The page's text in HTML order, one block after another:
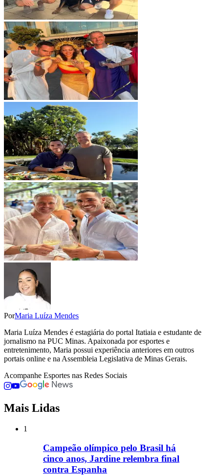
PorMaria Luíza Mendes
Maria Luíza Mendes é estagiária do portal Itatiaia e estudante de
jornalismo na PUC Minas. Apaixonada por esportes e
entretenimento, Maria possui experiência anteriores em outros
portais online e na Assembleia Legislativa de Minas Gerais.
Acompanhe Esportes nas Redes Sociais
Mais Lidas
1
Campeão olímpico pelo Brasil há
cinco anos, Jardine relembra final
contra Espanha